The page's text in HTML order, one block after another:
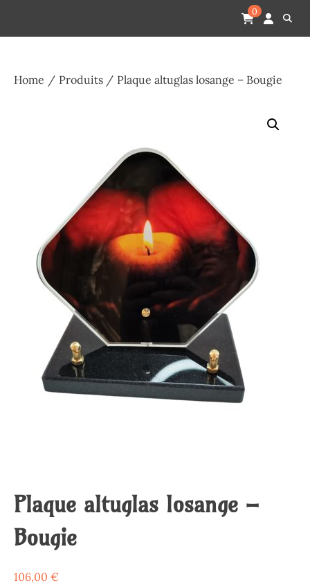
content
Espace Funéraire Michel Gardechaux
0
Home Produits Plaque altuglas losange – Bougie
Plaque altuglas losange –
Bougie
106,00 €